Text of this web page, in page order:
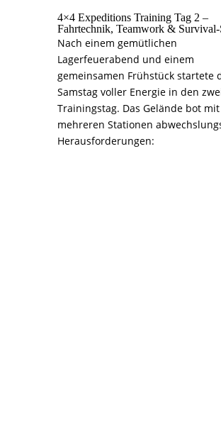
4×4 Expeditions Training Tag 2 –
Fahrtechnik, Teamwork &
Nach einem gemütlichen
Lagerfeuerabend und einem
gemeinsamen Frühstück startete
Samstag voller Energie in den
Trainingstag. Das Gelände bot mit
mehreren Stationen
Herausforderungen: